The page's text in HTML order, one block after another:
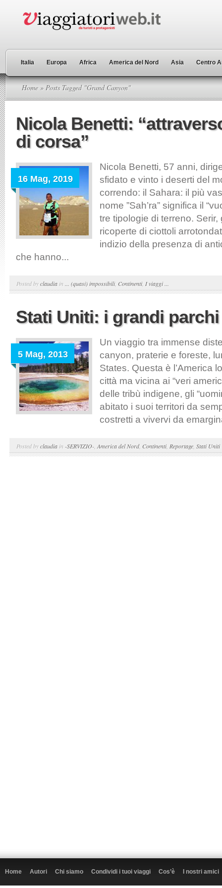
Italia Europa Africa America del Nord Asia Centro
Home » Posts Tagged "Grand Canyon"
Nicola Benetti:
di corsa”
16 Mag, 2019
Nicola Benetti, 57 anni,
sfidato e vinto i deserti del
correndo: il Sahara: il più
nome ”Sah’ra” significa il
tre tipologie di terreno.
ricoperte di ciottoli
indizio della presenza di
che hanno...
Posted byclaudia in ... (quasi) impossibili, Continenti, I viaggi ...
Stati Uniti: i grandi parchi
5 Mag, 2013
Un viaggio tra immense
canyon, praterie e foreste,
States. Questa è l’America
città ma vicina ai “veri
delle tribù indigene, gli
abitato i suoi territori da
costretti a vivervi da
Posted byclaudia in -SERVIZIO- America del Nord, Continenti, Reportage Stati Uniti
Home Autori Chi siamo Condividi i tuoi viaggi Cos’è I nostri amici